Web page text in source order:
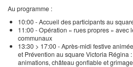
Au programme :
10:00 - Accueil des participants au
11:00 - Opération « rues propres » avec
communaux
13:30 > 17:00 - Après-midi festive
et Prévention au square Victoria Régina
animations, château gonflable et